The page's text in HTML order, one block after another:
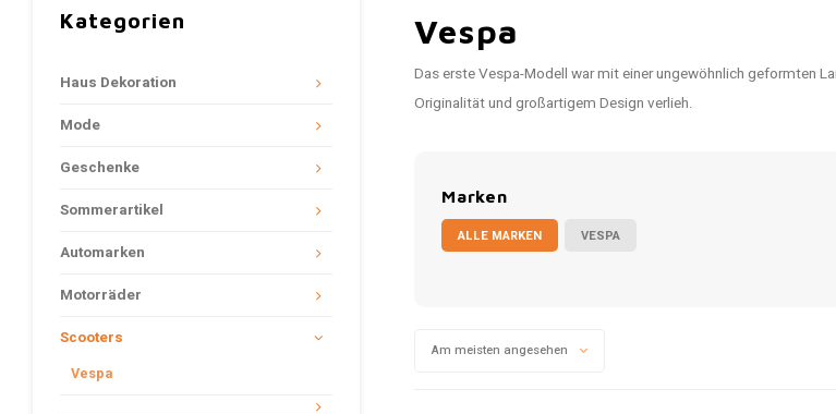
Kategorien
Haus Dekoration
Mode
Geschenke
Sommerartikel
Automarken
Motorräder
Scooters
Vespa
Vespa
Das erste Vespa-Modell war mit einer ungewöhnlich geformten
Originalität und großartigem Design verlieh.
Marken
ALLE MARKEN VESPA
Am meisten angesehen